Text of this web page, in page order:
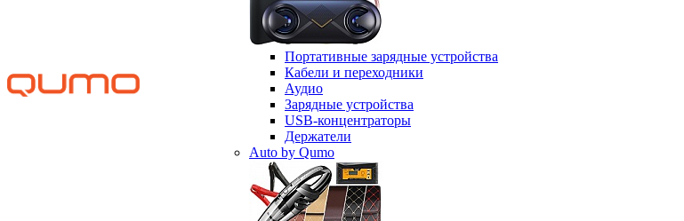
Портативные зарядные устройства
Кабели и переходники
Аудио
Зарядные устройства
USB-концентраторы
Держатели
Auto by Qumo